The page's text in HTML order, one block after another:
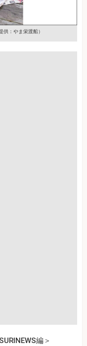
供：やま栄渡船）
編＞